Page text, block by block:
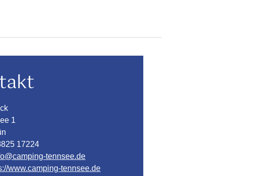
1
17224
tennsee.de
www.camping-tennsee.de